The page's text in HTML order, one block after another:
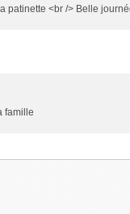
patinette <br /> Belle
famille